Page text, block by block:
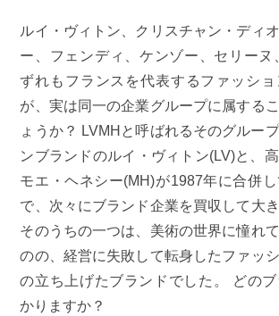
ルイ・ヴィトン、クリスチャン・ディ
ー、フェンディ、ケンゾー、セリー
ずれもフランスを代表するファッシ
が、実は同一の企業グループに属する
ょうか？ LVMHと呼ばれるそのグルー
ンブランドのルイ・ヴィトン(LV)と、
モエ・ヘネシー(MH)が1987年に合併
で、次々にブランド企業を買収して大き
そのうちの一つは、美術の世界に憧れ
のの、経営に失敗して転身したファッ
の立ち上げたブランドでした。 どの
かりますか？